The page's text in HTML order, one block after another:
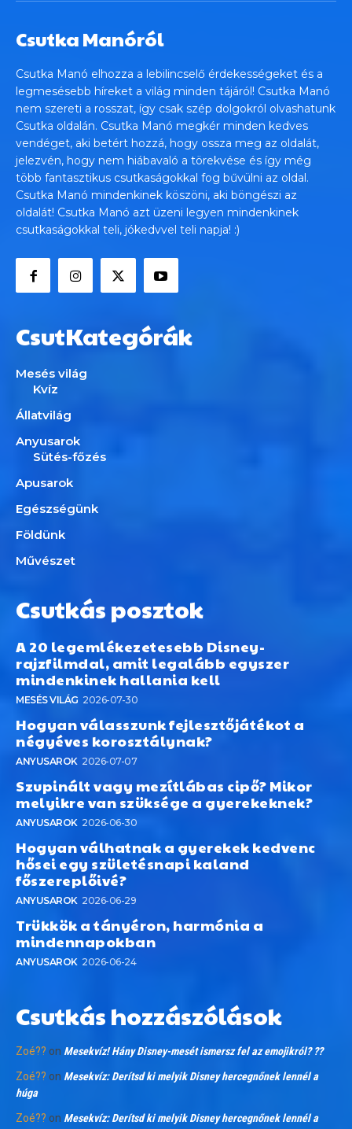
Csutka Manóról
Csutka Manó elhozza a lebilincselő érdekességeket és a
legmesésebb híreket a világ minden tájáról! Csutka Manó
nem szereti a rosszat, így csak szép dolgokról olvashatunk
Csutka oldalán. Csutka Manó megkér minden kedves
vendéget, aki betért hozzá, hogy ossza meg az oldalát,
jelezvén, hogy nem hiábavaló a törekvése és így még
több fantasztikus csutkaságokkal fog bűvülni az oldal.
Csutka Manó mindenkinek köszöni, aki böngészi az
oldalát! Csutka Manó azt üzeni legyen mindenkinek
csutkaságokkal teli, jókedvvel teli napja! :)
CsutKategórák
Mesés világ
Kvíz
Állatvilág
Anyusarok
Sütés-főzés
Apusarok
Egészségünk
Földünk
Művészet
Csutkás posztok
A 20 legemlékezetesebb Disney-
rajzfilmdal, amit legalább egyszer
mindenkinek hallania kell
MESÉS VILÁG 2026-07-30
Hogyan válasszunk fejlesztőjátékot a
négyéves korosztálynak?
ANYUSAROK 2026-07-07
Szupinált vagy mezítlábas cipő? Mikor
melyikre van szüksége a gyerekeknek?
ANYUSAROK 2026-06-30
Hogyan válhatnak a gyerekek kedvenc
hősei egy születésnapi kaland
főszereplőivé?
ANYUSAROK 2026-06-29
Trükkök a tányéron, harmónia a
mindennapokban
ANYUSAROK 2026-06-24
Csutkás hozzászólások
Zoé?? on Mesekvíz! Hány Disney-mesét ismersz fel az emojikról? ??
Zoé?? on Mesekvíz: Derítsd ki melyik Disney hercegnőnek lennél a
húga
Zoé?? on Mesekvíz: Derítsd ki melyik Disney hercegnőnek lennél a